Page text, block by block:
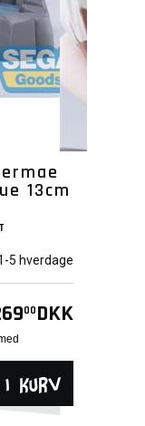
13cm
5 hverdage
00 DKK
i kurv